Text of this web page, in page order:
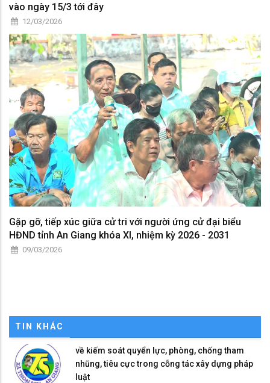
vào ngày 15/3 tới đây
12/03/2026
Gặp gỡ, tiếp xúc giữa cử tri với người ứng cử đại biểu
HĐND tỉnh An Giang khóa XI, nhiệm kỳ 2026 - 2031
09/03/2026
TIN KHÁC
về kiếm soát quyển lực, phòng, chống tham
nhũng, tiêu cực trong cỗng tác xây dựng pháp
luật